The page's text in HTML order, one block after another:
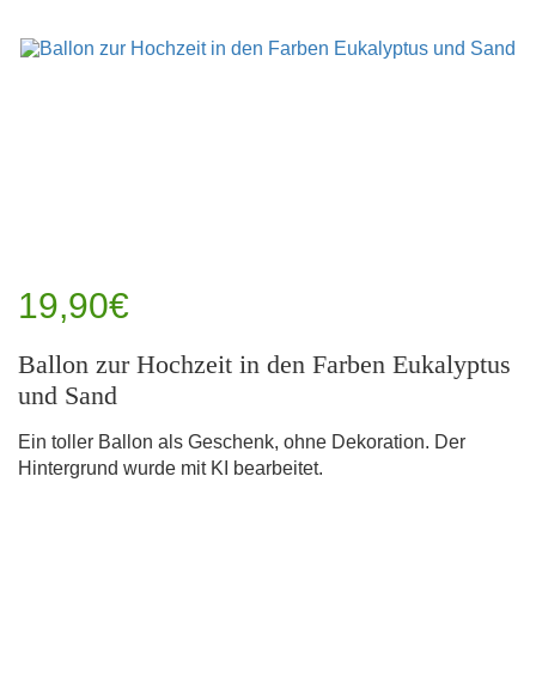
19,90€
Ballon zur Hochzeit in den Farben Eukalyptus
und Sand
Ein toller Ballon als Geschenk, ohne Dekoration. Der
Hintergrund wurde mit KI bearbeitet.